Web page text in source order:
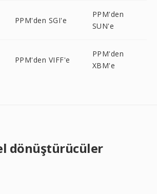
PPM'den SGI'e
PPM'den
SUN'e
PPM'den VIFF'e
PPM'den
XBM'e
dönüştürücüler